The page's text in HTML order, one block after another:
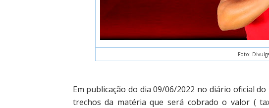
Foto:
Em publicação do dia 09/06/2022 no diário oficial
trechos da matéria que será cobrado o valor (